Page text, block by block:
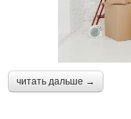
читать дальше →